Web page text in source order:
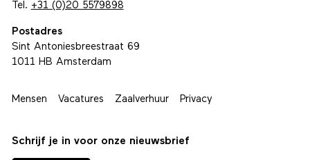
Tel. +31 (0)20 5579898
Postadres
Sint Antoniesbreestraat 69
1011 HB Amsterdam
Mensen Vacatures Zaalverhuur Privacy
Schrijf je in voor onze nieuwsbrief